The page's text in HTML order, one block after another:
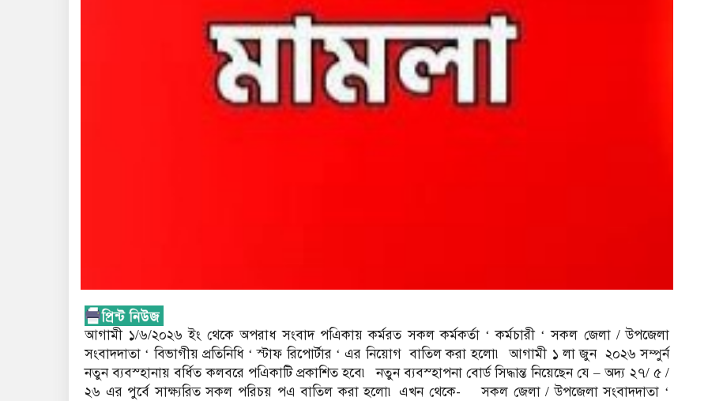
আগামী ১/৬/২০২৬ ইং থেকে অপরাধ সংবাদ পএিকায় কর্মরত সকল কর্মকর্তা ‘ কর্মচারী ‘ সকল জেলা / উপজেলা
সংবাদদাতা ‘ বিভাগীয় প্রতিনিধি ‘ স্টাফ রিপোর্টার ‘ এর নিয়োগ বাতিল করা হলো৷ আগামী ১ লা জুন ২০২৬ সম্পুর্ন
নতুন ব্যবস্হানায় বর্ধিত কলবরে পএিকাটি প্রকাশিত হবে৷ নতুন ব্যবস্হাপনা বোর্ড সিদ্ধান্ত নিয়েছেন যে – অদ্য ২৭/ ৫ /
২৬ এর পুর্বে সাক্ষ্যরিত সকল পরিচয় পএ বাতিল করা হলো৷ এখন থেকে- সকল জেলা / উপজেলা সংবাদদাতা ‘